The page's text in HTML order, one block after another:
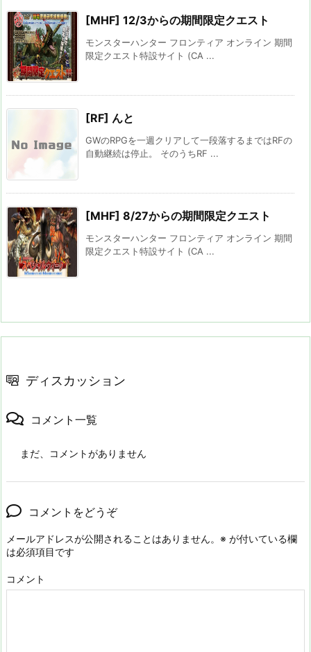
[MHF] 12/3からの期間限定クエスト
モンスターハンター フロンティア オンライン 期間
限定クエスト特設サイト (CA ...
[RF] んと
GWのRPGを一週クリアして一段落するまではRFの
自動継続は停止。 そのうちRF ...
[MHF] 8/27からの期間限定クエスト
モンスターハンター フロンティア オンライン 期間
限定クエスト特設サイト (CA ...
ディスカッション
コメント一覧
まだ、コメントがありません
コメントをどうぞ
メールアドレスが公開されることはありません。 ※ が付いている欄
は必須項目です
コメント